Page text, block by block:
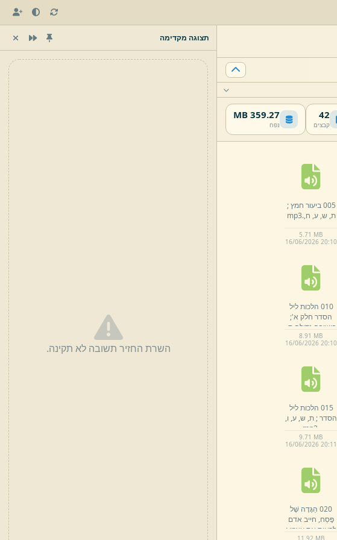
42
קבצים
359.27 MB
נפח
005 ביעור חמץ ;
ת, ש, ע, ח,.
mp3
5.71 MB
16/06/2026 20:10
010 הלכות ליל
הסדר חלק א';
בישיבה גדולה ת,
פ,ד,.
mp3
8.91 MB
16/06/2026 20:10
015 הלכות ליל
הסדר ; ת, ש, ע, ו,
mp3
9.71 MB
16/06/2026 20:11
020 הַגָּדָה שֶׁל
פֶּסַח, חייב אדם
לראות את עצמו ;
11. 92 MB
תצוגה מקדימה
השרת החזיר תשובה לא תקינה.